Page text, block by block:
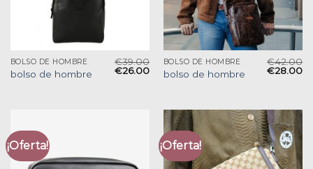
BOLSO DE HOMBRE
bolso de hombre
€39.00
€26.00
BOLSO DE HOMBRE
bolso de hombre
€42.00
€28.00
¡Oferta! ¡Oferta!